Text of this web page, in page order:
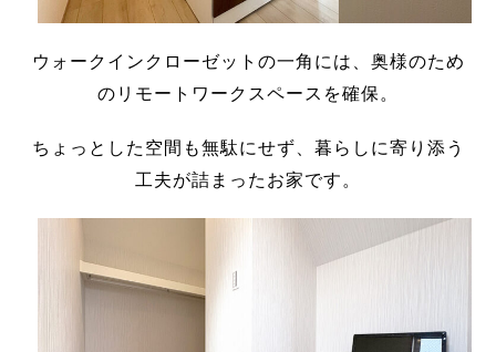
ウォークインクローゼットの一角には、奥様のため
のリモートワークスペースを確保。
ちょっとした空間も無駄にせず、暮らしに寄り添う
工夫が詰まったお家です。